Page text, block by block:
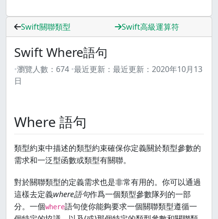
Swift關聯類型 Swift高級運算符
Swift Where語句
瀏覽人數： 674 最近更新： 最近更新： 2020年10月13
日
Where 語句
類型約束中描述的類型約束確保你定義關於類型參數的
需求和一泛型函數或類型有關聯。
對於關聯類型的定義需求也是非常有用的。你可以通過
這樣去定義where語句作爲一個類型參數隊列的一部
分。一個where語句使你能夠要求一個關聯類型遵循一